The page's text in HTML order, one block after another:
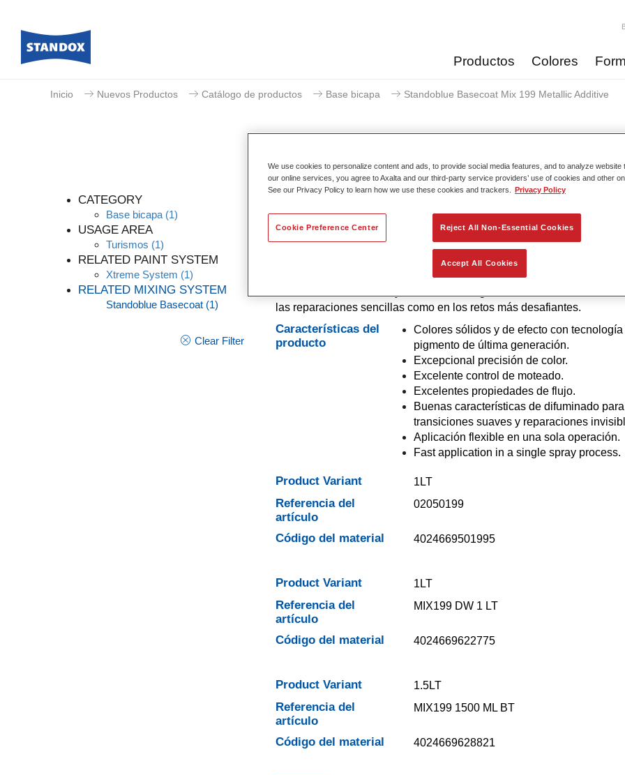
Productos Colores
Inicio Nuevos Productos Catálogo de productos Base bicapa Standoblue Basecoat Mix 199 Metallic Additive
CATEGORY
Base bicapa (1)
USAGE AREA
Turismos (1)
RELATED PAINT SYSTEM
Xtreme System (1)
RELATED MIXING SYSTEM
Standoblue Basecoat (1)
Clear Filter
Standoblue Basecoat Mix
Gracias a su continuo desarrollo, la serie Standoblue ofrece los niveles
altos de precisión de color. Esto se debe a que la competencia en el
conocimiento tecnológico y los más altos estándares de calidad están
las reparaciones sencillas como en los retos más desafiantes.
Características del
producto
Colores sólidos y de efecto con tecnología
pigmento de última generación.
Excepcional precisión de color.
Excelente control de moteado.
Excelentes propiedades de flujo.
Buenas características de difuminado para
transiciones suaves y reparaciones
Aplicación flexible en una sola operación.
Fast application in a single spray process.
Product Variant 1LT
Referencia del
artículo
02050199
Código del material 4024669501995
Product Variant 1LT
Referencia del
artículo
MIX199 DW 1 LT
Código del material 4024669622775
Product Variant 1.5LT
Referencia del
artículo
MIX199 1500 ML BT
Código del material 4024669628821
We use cookies to personalize content and ads, to provide social media features, and to analyze website
our online services, you agree to Axalta and our third-party service providers’ use of cookies and other
See our Privacy Policy to learn how we use these cookies and trackers.
Privacy Policy
Reject All Non-Essential Cookies
Accept All Cookies
Cookie Preference Center